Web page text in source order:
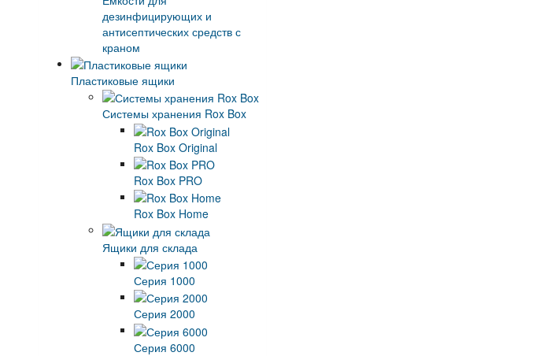
дезинфицирующих и
антисептических средств с
краном
Пластиковые ящики
Системы хранения Rox Box
Rox Box Original
Rox Box PRO
Rox Box Home
Ящики для склада
Серия 1000
Серия 2000
Серия 6000